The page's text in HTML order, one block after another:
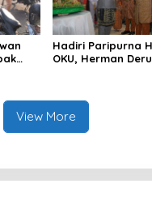
Hadiri Paripurna
OKU, Herman
View More